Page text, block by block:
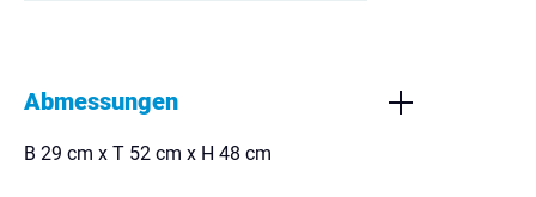
Abmessungen
B 29 cm x T 52 cm x H 48 cm